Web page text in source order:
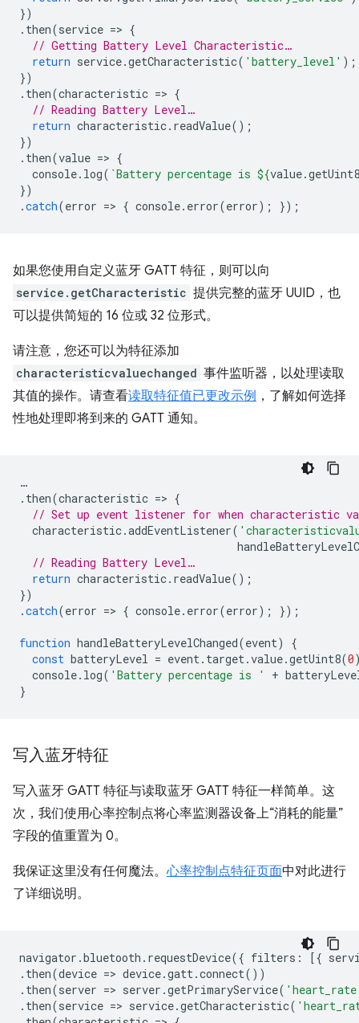
})
. then(service => {
// Getting Battery Level Characteristic…
return service.getCharacteristic( 'battery_level' );
})
. then(characteristic => {
// Reading Battery Level…
return characteristic. readValue();
})
. then(value => {
console. log( `Battery percentage is ${value.getUint8
})
.catch(error => { console. error(error); });
如果您使用自定义蓝牙 GATT 特征，则可以向
service.getCharacteristic 提供完整的蓝牙 UUID，也
可以提供简短的 16 位或 32 位形式。
请注意，您还可以为特征添加
characteristicvaluechanged 事件监听器，以处理读取
其值的操作。请查看读取特征值已更改示例 ，了解如何选择
性地处理即将到来的 GATT 通知。
…
. then(characteristic => {
// Set up event listener for when characteristic
characteristic.addEventListener(
// Reading Battery Level…
return characteristic. readValue();
})
.catch(error => { console. error(error); });
function handleBatteryLevelChanged(event)
{
const batteryLevel = event. target.value.getUint8(0
console. log( 'Battery percentage is ' +
}
写入蓝牙特征
写入蓝牙 GATT 特征与读取蓝牙 GATT 特征一样简单。这
次，我们使用心率控制点将心率监测器设备上“消耗的能量”
字段的值重置为 0。
我保证这里没有任何魔法。 心率控制点特征页面中对此进行
了详细说明。
navigator .bluetooth . requestDevice({ filters : [{
. then(device => device.gatt.connect())
. then(server => server .getPrimaryService(
. then(service => service.getCharacteristic(